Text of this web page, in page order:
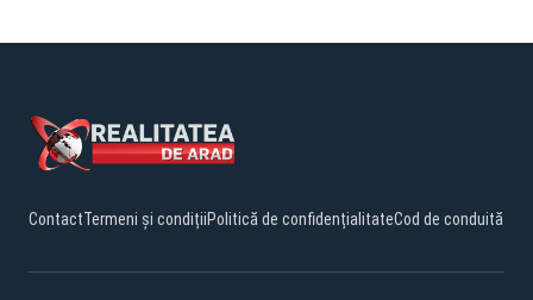
ContactTermeni și condițiiPolitică de confidențialitateCod de conduită